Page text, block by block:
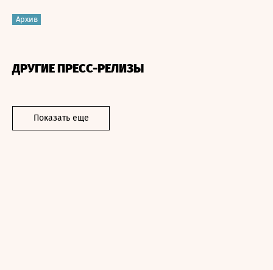
Архив
ДРУГИЕ ПРЕСС-РЕЛИЗЫ
Показать еще